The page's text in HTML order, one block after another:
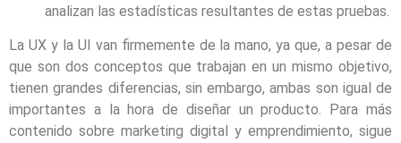
analizan las estadísticas resultantes de estas pruebas.
La UX y la UI van firmemente de la mano, ya que, a pesar de
que son dos conceptos que trabajan en un mismo objetivo,
tienen grandes diferencias, sin embargo, ambas son igual de
importantes a la hora de diseñar un producto. Para más
contenido sobre marketing digital y emprendimiento, sigue